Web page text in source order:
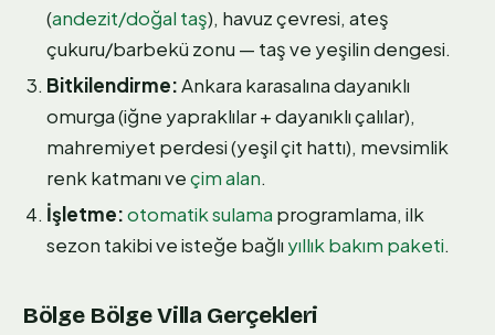
(andezit/doğal taş), havuz çevresi, ateş
çukuru/barbekü zonu — taş ve yeşilin dengesi.
Bitkilendirme:Ankara karasalına dayanıklı
omurga (iğne yapraklılar + dayanıklı çalılar),
mahremiyet perdesi (yeşil çit hattı), mevsimlik
renk katmanı veçim alan.
İşletme:otomatik sulama programlama, ilk
sezon takibi ve isteğe bağlı yıllık bakım paketi.
Bölge Bölge Villa Gerçekleri